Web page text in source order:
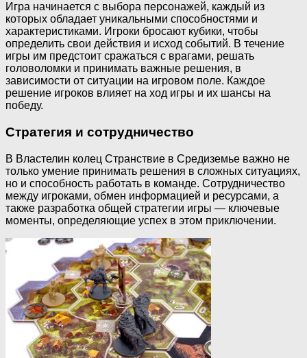
Игра начинается с выбора персонажей, каждый из
которых обладает уникальными способностями и
характеристиками. Игроки бросают кубики, чтобы
определить свои действия и исход событий. В течение
игры им предстоит сражаться с врагами, решать
головоломки и принимать важные решения, в
зависимости от ситуации на игровом поле. Каждое
решение игроков влияет на ход игры и их шансы на
победу.
Стратегия и сотрудничество
В Властелин колец Странствие в Средиземье важно не
только умение принимать решения в сложных ситуациях,
но и способность работать в команде. Сотрудничество
между игроками, обмен информацией и ресурсами, а
также разработка общей стратегии игры — ключевые
моменты, определяющие успех в этом приключении.